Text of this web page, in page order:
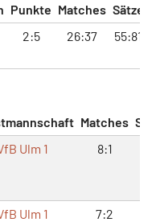
Punkte Matches Sätze
2:5 26:37 55:81
Matches
Ulm 1 8:1
Ulm 1 7:2